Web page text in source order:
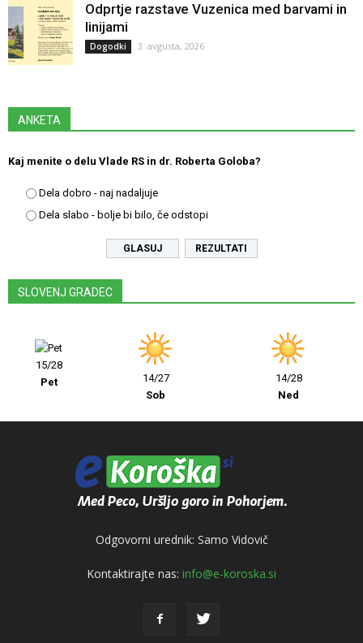
Odprtje razstave Vuzenica med barvami in
linijami
Dogodki 3. avgusta, 2026
ANKETA
Kaj menite o delu Vlade RS in dr. Roberta Goloba?
Dela dobro - naj nadaljuje
Dela slabo - bolje bi bilo, če odstopi
REZULTATI
SLOVENJ GRADEC
15/28
Pet
14/27
Sob
14/28
Ned
Odgovorni urednik: Samo Vidovič
Kontaktirajte nas: info@e-koroska.si